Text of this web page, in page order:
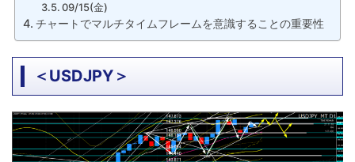
09/15(金)
チャートでマルチタイムフレームを意識することの重要性
＜USDJPY＞